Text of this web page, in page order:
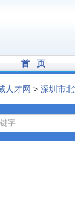
首 页
人才网 > 深圳市